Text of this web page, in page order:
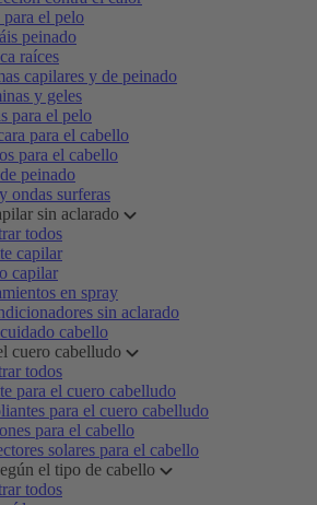
para el pelo
peinado
raíces
capilares y de peinado
y geles
para el pelo
para el cabello
para el cabello
peinado
ondas surferas
sin aclarado
todos
capilar
capilar
en spray
sin aclarado
cabello
cuero cabelludo
todos
para el cuero cabelludo
para el cuero cabelludo
para el cabello
solares para el cabello
el tipo de cabello
todos